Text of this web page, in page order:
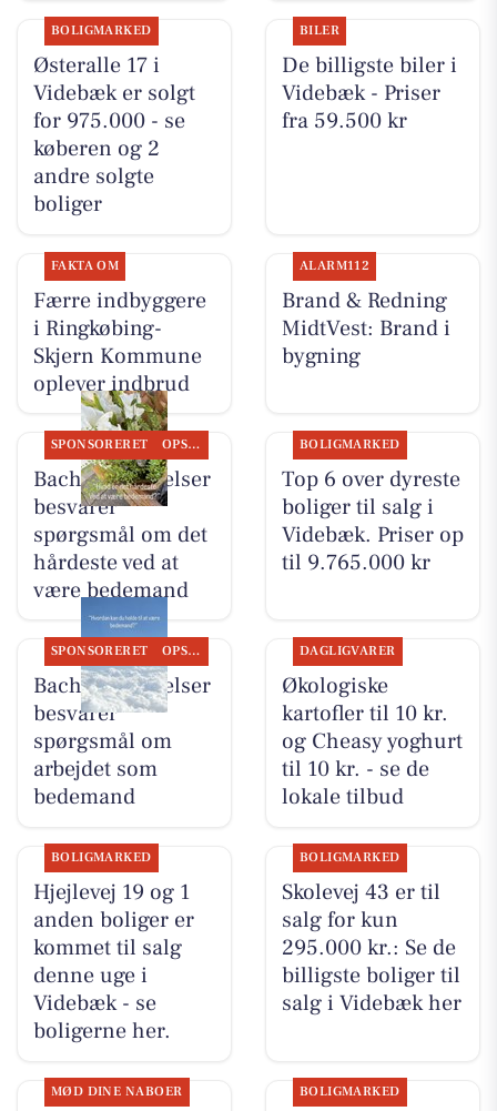
BOLIGMARKED
Østeralle 17 i
Videbæk er solgt
for 975.000 - se
køberen og 2
andre solgte
boliger
BILER
De billigste biler i
Videbæk - Priser
fra 59.500 kr
FAKTA OM
Færre indbyggere
i Ringkøbing-
Skjern Kommune
oplever indbrud
ALARM112
Brand & Redning
MidtVest: Brand i
bygning
SPONSORERET OPSLAGSTAVLEN
Bachs Begravelser
besvarer
spørgsmål om det
hårdeste ved at
være bedemand
BOLIGMARKED
Top 6 over dyreste
boliger til salg i
Videbæk. Priser op
til 9.765.000 kr
SPONSORERET OPSLAGSTAVLEN
Bachs Begravelser
besvarer
spørgsmål om
arbejdet som
bedemand
DAGLIGVARER
Økologiske
kartofler til 10 kr.
og Cheasy yoghurt
til 10 kr. - se de
lokale tilbud
BOLIGMARKED
Hjejlevej 19 og 1
anden boliger er
kommet til salg
denne uge i
Videbæk - se
boligerne her.
BOLIGMARKED
Skolevej 43 er til
salg for kun
295.000 kr.: Se de
billigste boliger til
salg i Videbæk her
MØD DINE NABOER BOLIGMARKED